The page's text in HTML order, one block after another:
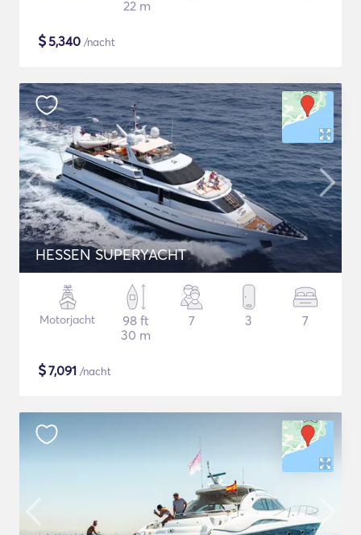
22 m
$5,340 /nacht
HESSEN SUPERYACHT
Motorjacht
98 ft
30 m
7 3 7
$7,091 /nacht